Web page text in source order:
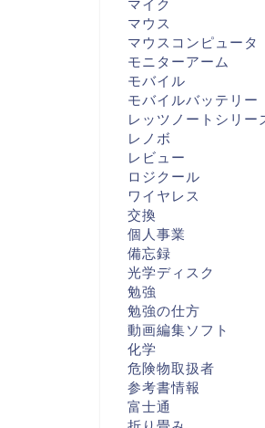
マイク
マウス
マウスコンピュータ
モニターアーム
モバイル
モバイルバッテリー
レッツノートシリー
レノボ
レビュー
ロジクール
ワイヤレス
交換
個人事業
備忘録
光学ディスク
勉強
勉強の仕方
動画編集ソフト
化学
危険物取扱者
参考書情報
富士通